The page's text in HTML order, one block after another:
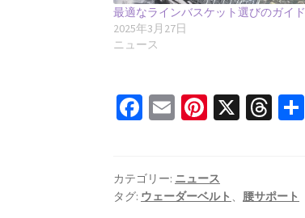
最適なラインバスケット選びのガイド
2025年3月27日
ニュース
Fa
o
o
E
l
Pi
es
t
X
T
ds
カテゴリー: ニュース
タグ: ウェーダーベルト 、 腰サポート